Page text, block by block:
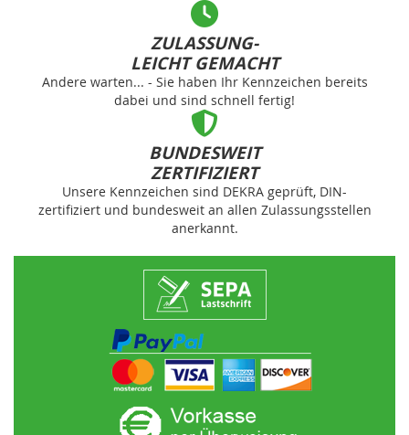
ZULASSUNG-
LEICHT GEMACHT
Andere warten... - Sie haben Ihr Kennzeichen bereits
dabei und sind schnell fertig!
BUNDESWEIT
ZERTIFIZIERT
Unsere Kennzeichen sind DEKRA geprüft, DIN-
zertifiziert und bundesweit an allen Zulassungsstellen
anerkannt.